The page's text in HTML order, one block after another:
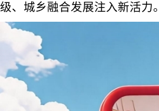
级、城乡融合发展注入新活力。